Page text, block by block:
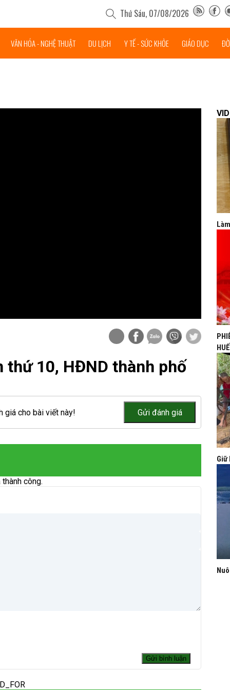
Thứ Sáu, 07/08/2026
VĂN HÓA - NGHỆ THUẬT DU LỊCH Y TẾ - SỨC KHỎE GIÁO DỤC
10, HĐND thành phố
giá cho bài viết này!
công.
Giữ